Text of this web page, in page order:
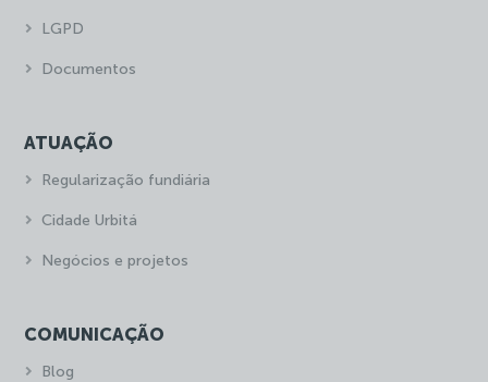
LGPD
Documentos
ATUAÇÃO
Regularização fundiária
Cidade Urbitá
Negócios e projetos
COMUNICAÇÃO
Blog